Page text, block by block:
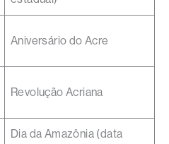
Aniversário do Acre
Revolução Acriana
Dia da Amazônia (data